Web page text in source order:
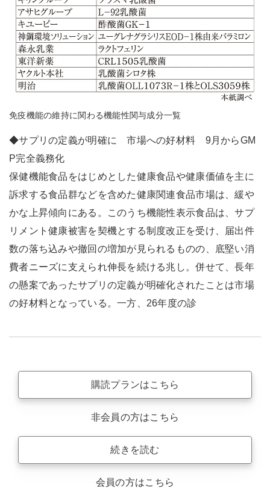
免疫機能の維持に関わる機能性関与成分一覧
◆サプリの定義が明確に 市場への好材料 9月からGM
P完全義務化
保健機能食品をはじめとした健康食品や健康価値を主に
訴求する食品群などを含めた健康関連食品市場は、緩や
かな上昇傾向にある。このうち機能性表示食品は、サプ
リメント健康被害を契機とする制度改正を受け、届出件
数の落ち込みや撤回の増加が見られるものの、底堅い消
費者ニーズに支えられ伸長を続ける兆し。併せて、長年
の懸案であったサプリの定義が明確化されたことは市場
の好材料となっている。一方、26年度の診
購読プランはこちら
非会員の方はこちら
続きを読む
会員の方はこちら